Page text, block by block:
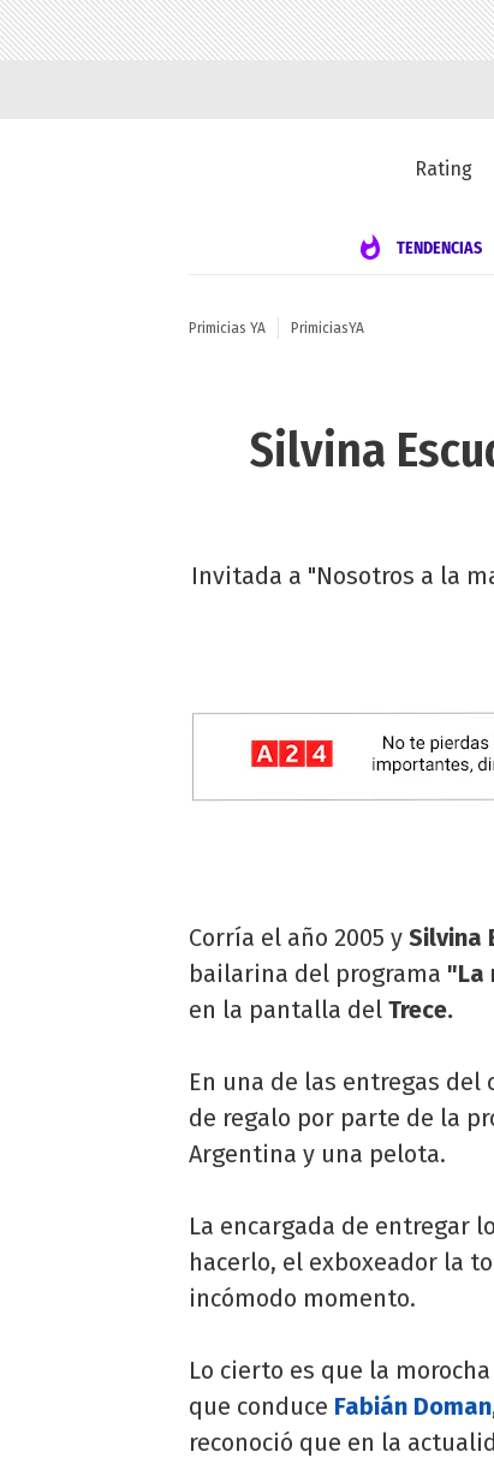
Rating
TENDENCIAS
Primicias YA PrimiciasYA
Silvina
Invitada a "Nosotros a la
Corría el año 2005 y Silvina
bailarina del programa "La
en la pantalla del Trece.
En una de las entregas
de regalo por parte de la
Argentina y una pelota.
La encargada de entregar
hacerlo, el exboxeador la
incómodo momento.
Lo cierto es que la
que conduce Fabián Doman
reconoció que en la